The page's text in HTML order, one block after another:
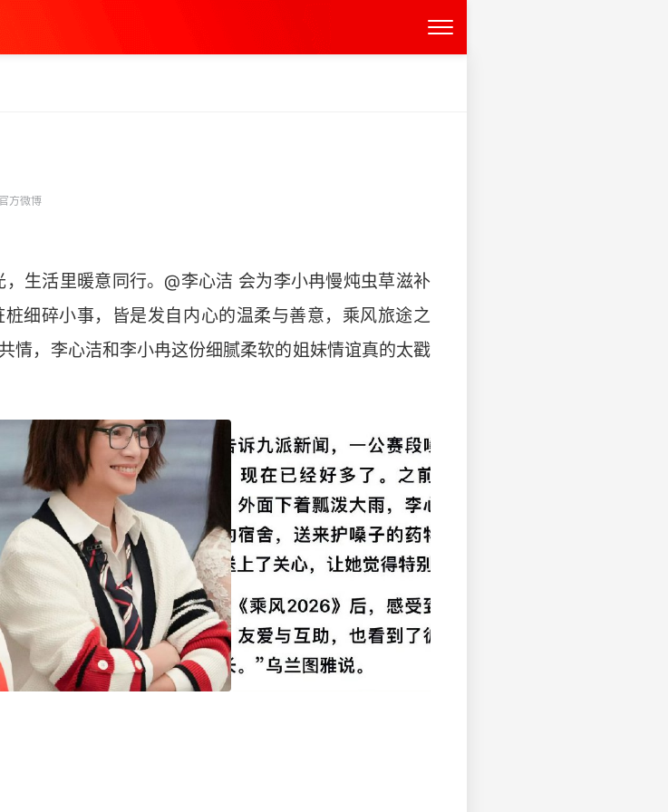
方微博
生活里暖意同行。@李心洁 会为李小冉慢炖虫草滋补
细碎小事，皆是发自内心的温柔与善意，乘风旅途之
情，李心洁和李小冉这份细腻柔软的姐妹情谊真的太戳